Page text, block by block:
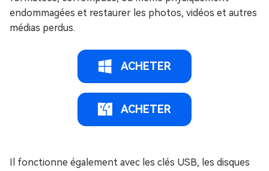
endommagées et restaurer les photos, vidéos et autres
médias perdus.
ACHETER
ACHETER
Il fonctionne également avec les clés USB, les disques